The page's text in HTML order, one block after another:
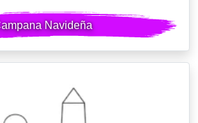
Navideña